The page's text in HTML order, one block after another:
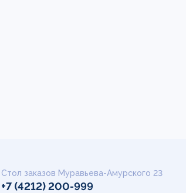
Стол заказов Муравьева-Амурского 23
+7 (4212) 200-999